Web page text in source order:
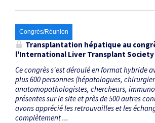
Congrès/Réunion
Transplantation hépatique au
l'International Liver Transplant Society
Ce congrès s'est déroulé en format hybride
plus 600 personnes (hépatologues,
anatomopathologistes, chercheurs,
présentes sur le site et près de 500 autres
avons apprécié les retrouvailles et les
complètement ...